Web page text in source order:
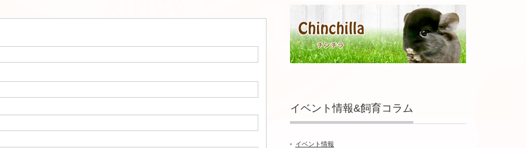
イベント情報&飼育コラム
イベント情報